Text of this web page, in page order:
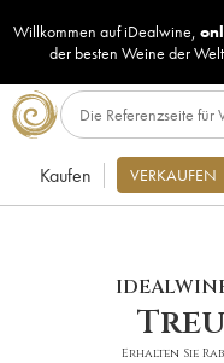
Willkommen auf iDealwine,
der besten Weine der
Kaufen VERKAUFEN
Erhalten Sie